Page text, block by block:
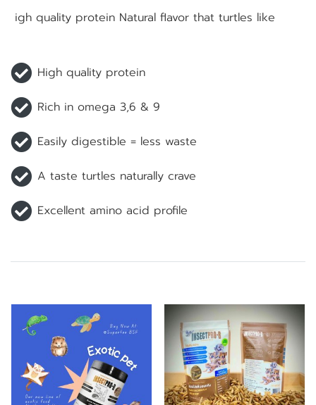
igh quality protein Natural flavor that turtles like
High quality protein
Rich in omega 3,6 & 9
Easily digestible = less waste
A taste turtles naturally crave
Excellent amino acid profile